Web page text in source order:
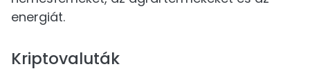
energiát.
Kriptovaluták